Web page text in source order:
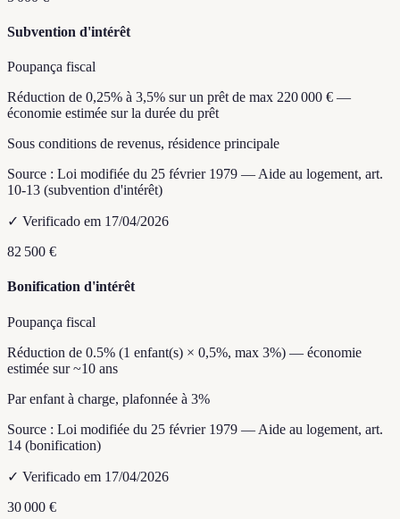
Subvention d'intérêt
Poupança fiscal
Réduction de 0,25% à 3,5% sur un prêt de max 220 000 € —
économie estimée sur la durée du prêt
Sous conditions de revenus, résidence principale
Source : Loi modifiée du 25 février 1979 — Aide au logement, art.
10-13 (subvention d'intérêt)
✓ Verificado em 17/04/2026
82 500 €
Bonification d'intérêt
Poupança fiscal
Réduction de 0.5% (1 enfant(s) × 0,5%, max 3%) — économie
estimée sur ~10 ans
Par enfant à charge, plafonnée à 3%
Source : Loi modifiée du 25 février 1979 — Aide au logement, art.
14 (bonification)
✓ Verificado em 17/04/2026
30 000 €